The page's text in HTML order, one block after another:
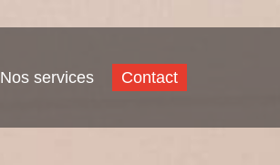
Nos services Contact